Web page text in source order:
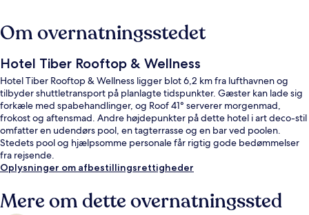
Om overnatningsstedet
Hotel Tiber Rooftop & Wellness
Hotel Tiber Rooftop & Wellness ligger blot 6,2 km fra lufthavnen og
tilbyder shuttletransport på planlagte tidspunkter. Gæster kan lade sig
forkæle med spabehandlinger, og Roof 41° serverer morgenmad,
frokost og aftensmad. Andre højdepunkter på dette hotel i art deco-stil
omfatter en udendørs pool, en tagterrasse og en bar ved poolen.
Stedets pool og hjælpsomme personale får rigtig gode bedømmelser
fra rejsende.
Oplysninger om afbestillingsrettigheder
Mere om dette overnatningssted